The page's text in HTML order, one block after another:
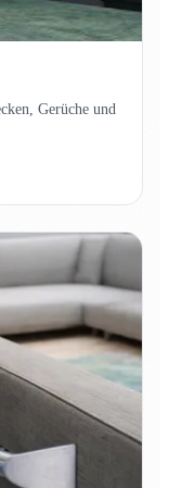
Gerüche und